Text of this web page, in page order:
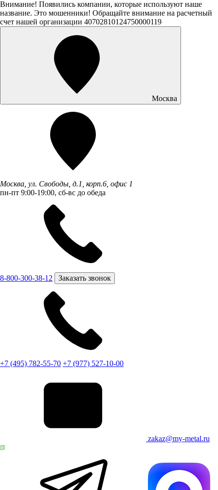
Внимание! Появились компании, которые используют наше
название. Это мошенники! Обращайте внимание на расчетный
счет нашей организации 40702810124750000119
Москва
Москва, ул. Свободы, д.1, корп.6, офис 1
пн-пт 9:00-19:00, сб-вс до обеда
8-800-300-38-12 Заказать звонок
+7 (495) 782-55-70 +7 (977) 527-10-00
zakaz@my-metal.ru